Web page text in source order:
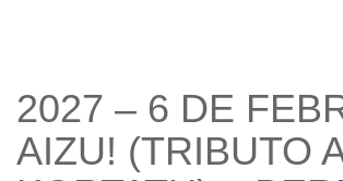
2027 – 6 DE
AIZU! (TRIBUTO